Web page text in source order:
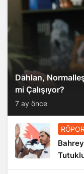
Dahlan,
mi Çalışıyor?
7 ay önce